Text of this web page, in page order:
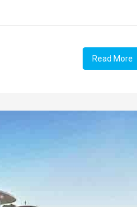
Read More